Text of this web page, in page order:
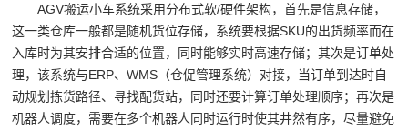
AGV搬运小车系统采用分布式软/硬件架构，首先是信息存储，
这一类仓库一般都是随机货位存储，系统要根据SKU的出货频率而在
入库时为其安排合适的位置，同时能够实时高速存储；其次是订单处
理，该系统与ERP、WMS（仓促管理系统）对接，当订单到达时自
动规划拣货路径、寻找配货站，同时还要计算订单处理顺序；再次是
机器人调度，需要在多个机器人同时运行时使其井然有序，尽量避免